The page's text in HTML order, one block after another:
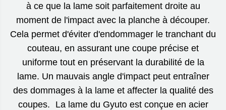
à ce que la lame soit parfaitement droite au
moment de l'impact avec la planche à découper.
Cela permet d'éviter d'endommager le tranchant du
couteau, en assurant une coupe précise et
uniforme tout en préservant la durabilité de la
lame. Un mauvais angle d'impact peut entraîner
des dommages à la lame et affecter la qualité des
coupes. La lame du Gyuto est conçue en acier